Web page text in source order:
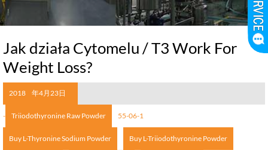
Jak działa Cytomelu / T3 Work For
Weight Loss?
2018 年4月23日
- Triiodothyronine Raw Powder 55-06-1
Buy L-Thyronine Sodium Powder Buy L-Triiodothyronine Powder